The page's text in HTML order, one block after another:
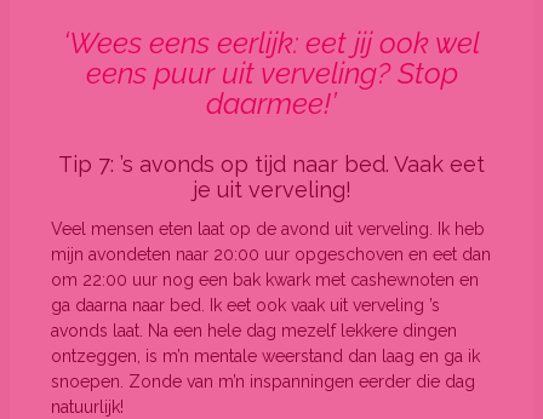
‘Wees eens eerlijk: eet jij ook wel
eens puur uit verveling? Stop
daarmee!’
Tip 7: ’s avonds op tijd naar bed. Vaak eet
je uit verveling!
Veel mensen eten laat op de avond uit verveling. Ik heb
mijn avondeten naar 20:00 uur opgeschoven en eet dan
om 22:00 uur nog een bak kwark met cashewnoten en
ga daarna naar bed. Ik eet ook vaak uit verveling ’s
avonds laat. Na een hele dag mezelf lekkere dingen
ontzeggen, is m’n mentale weerstand dan laag en ga ik
snoepen. Zonde van m’n inspanningen eerder die dag
natuurlijk!